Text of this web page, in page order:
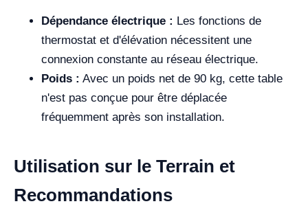
Dépendance électrique : Les fonctions de
thermostat et d'élévation nécessitent une
connexion constante au réseau électrique.
Poids : Avec un poids net de 90 kg, cette table
n'est pas conçue pour être déplacée
fréquemment après son installation.
Utilisation sur le Terrain et
Recommandations